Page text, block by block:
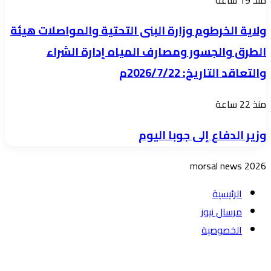
نواة
لاكتشاف
المواهب
وتكوين
منتخبات
وطنية
وزارة
البنى
التحتية
هيئة
والجسور
ومصارف
إدارة
الشراء
والتعاقد
ولاية الخرطوم وزارة البنى التحتية والمواصلات هيئة
الطرق والجسور ومصارف المياه إدارة الشراء
والتعاقد التاريخ: 2026/7/22م
وزير
إلى
منذ 22 ساعة
وزير الدفاع إلى جوبا اليوم
morsal news 2026
الرئيسية
مرسال نيوز
الخصوصية